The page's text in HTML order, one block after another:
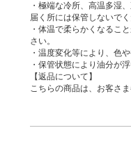
・極端な冷所、高温多湿
届く所には保管しないでく
・体温で柔らかくなるこ
さい。
・温度変化等により、色
・保管状態により油分が
【返品について】
こちらの商品は、お客さ